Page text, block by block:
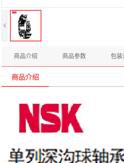
商品介绍 商品参数 包装
商品介绍